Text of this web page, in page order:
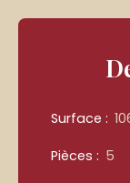
Surface :
Pièces : 5